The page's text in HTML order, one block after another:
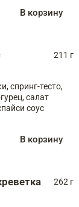
В корзину
211 г
спринг-тесто,
салат
соус
В корзину
262 г